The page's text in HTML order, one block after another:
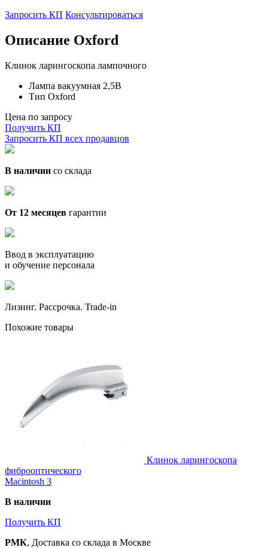
Запросить КП Консультироваться
Описание Oxford
Клинок ларингоскопа лампочного
Лампа вакуумная 2,5В
Тип Oxford
Цена по запросу
Получить КП
Запросить КП всех продавцов
В наличии со склада
От 12 месяцев гарантии
Ввод в эксплуатацию
и обучение персонала
Лизинг. Рассрочка. Trade-in
Похожие товары
Клинок ларингоскопа
фиброоптического
Macintosh 3
В наличии
Получить КП
РМК, Доставка со склада в Москве